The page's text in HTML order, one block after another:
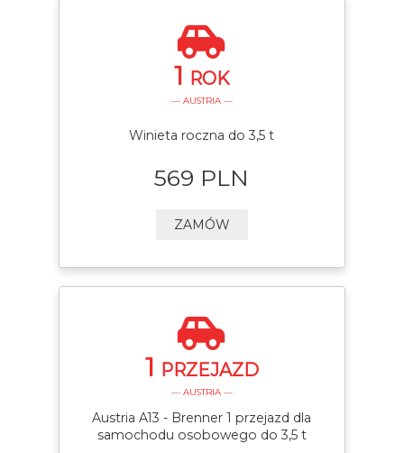
1 ROK
— AUSTRIA —
Winieta roczna do 3,5 t
569 PLN
ZAMÓW
1 PRZEJAZD
— AUSTRIA —
Austria A13 - Brenner 1 przejazd dla
samochodu osobowego do 3,5 t